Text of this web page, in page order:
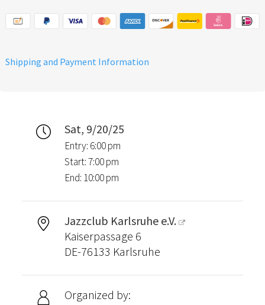
Shipping and Payment Information
Sat, 9/20/25
Entry: 6:00 pm
Start: 7:00 pm
End: 10:00 pm
Jazzclub Karlsruhe e.V.
Kaiserpassage 6
DE-76133 Karlsruhe
Organized by: